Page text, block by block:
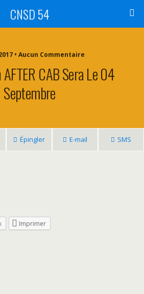
CNSD 54
• Aucun Commentaire
CAB Sera Le 04
Septembre
Épingler E-mail SMS
Imprimer